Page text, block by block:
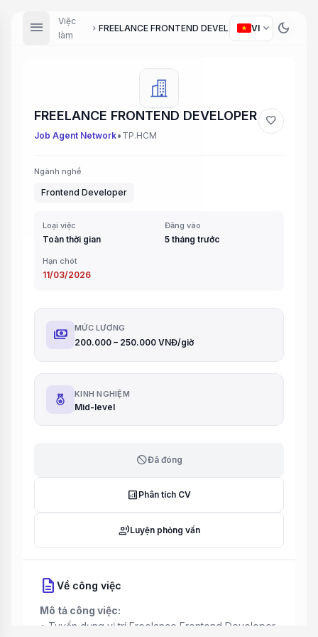
menu
Việc
làm
chevron_right VI expand_more dark_mode
FREELANCE FRONTEND DEVELOPER
Job Agent Network• TP.HCM
favorite
Ngành nghề
Frontend Developer
Loại việc
Toàn thời gian
Đăng vào
5 tháng trước
Hạn chót
11/03/2026
payments MỨC LƯƠNG
200.000 – 250.000 VNĐ/giờ
KINH NGHIỆM
Mid-level
blockĐã đóng
analytics Phân tích CV
record_voice_overLuyện phỏng vấn
description Về công việc
Mô tả công việc:
• Tuyển dụng vị trí Freelance Frontend Developer